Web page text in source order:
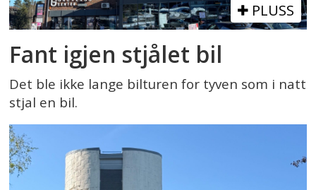
PLUSS
Fant igjen stjålet bil
Det ble ikke lange bilturen for tyven som i natt
stjal en bil.